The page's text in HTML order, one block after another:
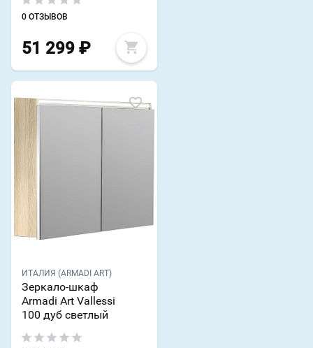
0 ОТЗЫВОВ
51 299 ₽
ИТАЛИЯ (ARMADI ART)
Зеркало-шкаф
Armadi Art Vallessi
100 дуб светлый